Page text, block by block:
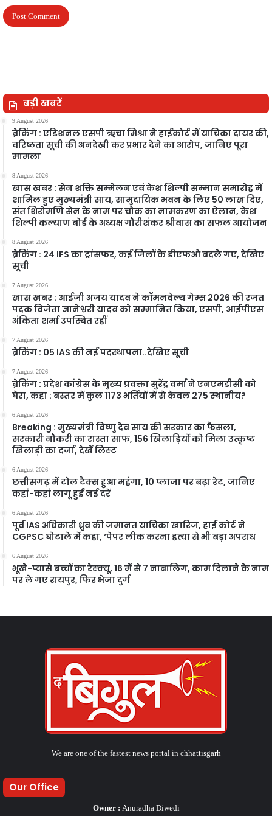
बड़ी खबरें
9 August 2026
ब्रेकिंग : एडिशनल एसपी ऋचा मिश्रा ने हाईकोर्ट में याचिका दायर की,
वरिष्ठता सूची की अनदेखी कर प्रभार देने का आरोप, जानिए पूरा
मामला
8 August 2026
खास खबर : सेन शक्ति सम्मेलन एवं केश शिल्पी सम्मान समारोह में
शामिल हुए मुख्यमंत्री साय, सामुदायिक भवन के लिए 50 लाख दिए,
संत शिरोमणि सेन के नाम पर चौक का नामकरण का ऐलान, केश
शिल्पी कल्याण बोर्ड के अध्यक्ष गौरीशंकर श्रीवास का सफल आयोजन
8 August 2026
ब्रेकिंग : 24 IFS का ट्रांसफर, कई जिलों के डीएफओ बदले गए, देखिए
सूची
7 August 2026
खास खबर : आईजी अजय यादव ने कॉमनवेल्थ गेम्स 2026 की रजत
पदक विजेता ज्ञानेश्वरी यादव को सम्मानित किया, एसपी, आईपीएस
अंकिता शर्मा उपस्थित रहीं
7 August 2026
ब्रेकिंग : 05 IAS की नई पदस्थापना..देखिए सूची
7 August 2026
ब्रेकिंग : प्रदेश कांग्रेस के मुख्य प्रवक्ता सुरेंद्र वर्मा ने एनएमडीसी को
घेरा, कहा : बस्तर में कुल 1173 भर्तियों में से केवल 275 स्थानीय?
6 August 2026
Breaking : मुख्यमंत्री विष्णु देव साय की सरकार का फैसला,
सरकारी नौकरी का रास्ता साफ, 156 खिलाड़ियों को मिला उत्कृष्ट
खिलाड़ी का दर्जा, देखें लिस्‍ट
6 August 2026
छत्तीसगढ़ में टोल टैक्स हुआ महंगा, 10 प्लाजा पर बढ़ा रेट, जानिए
कहां-कहां लागू हुईं नई दरें
6 August 2026
पूर्व IAS अधिकारी ध्रुव की जमानत याचिका खारिज, हाई कोर्ट ने
CGPSC घोटाले में कहा, ‘पेपर लीक करना हत्या से भी बड़ा अपराध
6 August 2026
भूखे-प्यासे बच्चों का रेस्क्यू, 16 में से 7 नाबालिग, काम दिलाने के नाम
पर ले गए रायपुर, फिर भेजा दुर्ग
We are one of the fastest news portal in chhattisgarh
Our Office
Owner : Anuradha Diwedi